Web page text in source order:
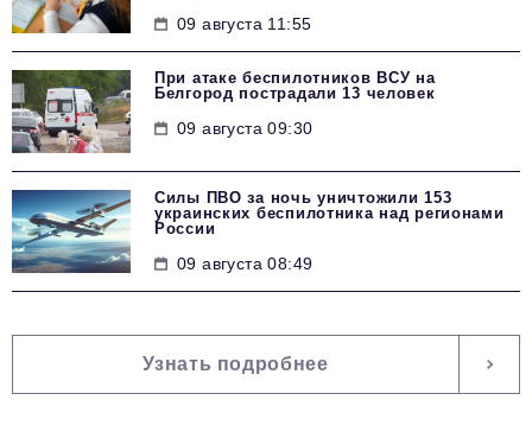
09 августа 11:55
При атаке беспилотников ВСУ на
Белгород пострадали 13 человек
09 августа 09:30
Силы ПВО за ночь уничтожили 153
украинских беспилотника над регионами
России
09 августа 08:49
Узнать подробнее